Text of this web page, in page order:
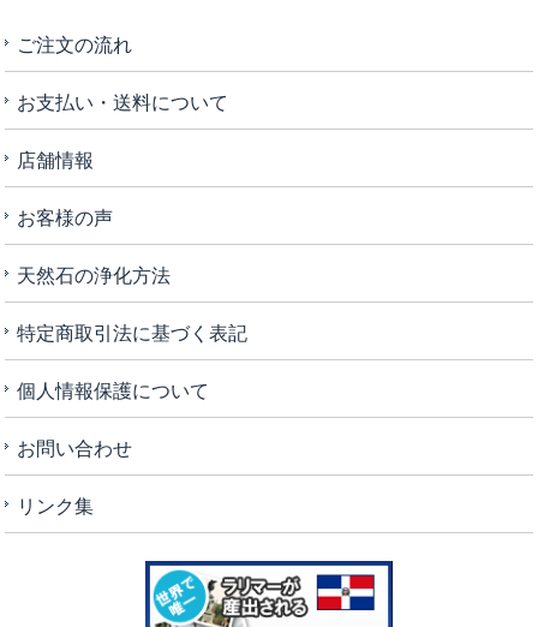
ご注文の流れ
お支払い・送料について
店舗情報
お客様の声
天然石の浄化方法
特定商取引法に基づく表記
個人情報保護について
お問い合わせ
リンク集